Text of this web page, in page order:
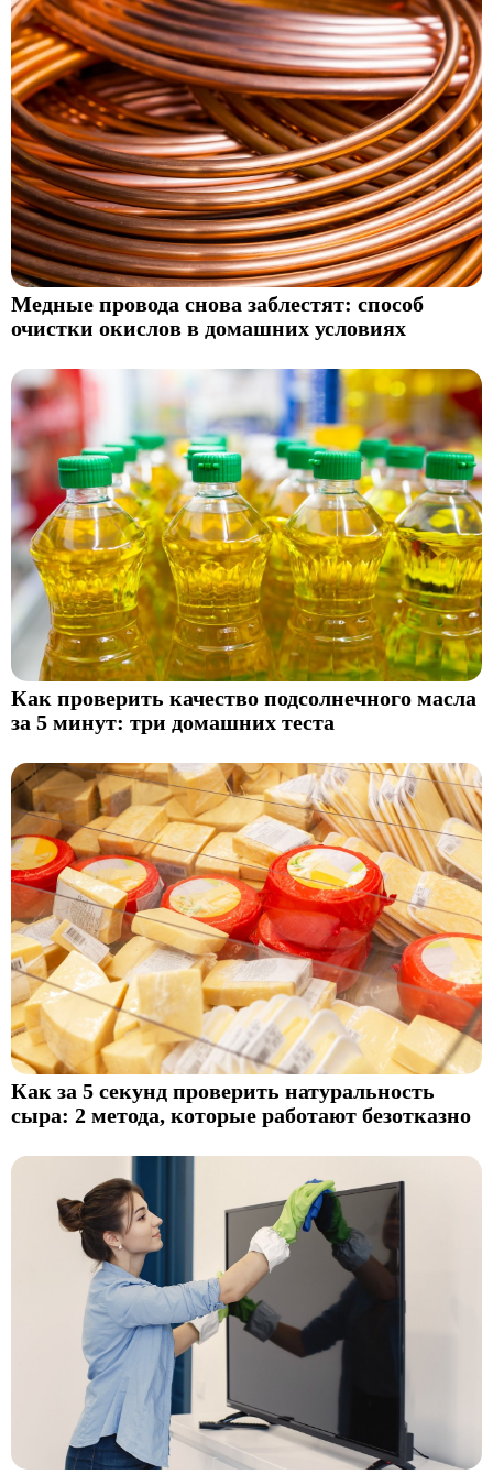
Медные провода снова заблестят: способ
очистки окислов в домашних условиях
Как проверить качество подсолнечного масла
за 5 минут: три домашних теста
Как за 5 секунд проверить натуральность
сыра: 2 метода, которые работают безотказно